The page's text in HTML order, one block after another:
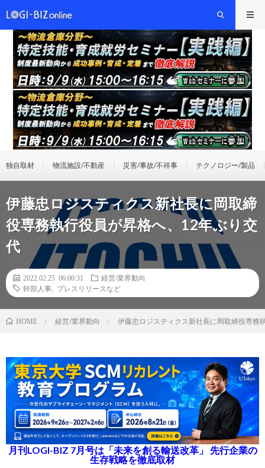
独自取材 物流施設/不動産 災害/事故/不祥事 テクノロジー/製品
伊藤忠ロジスティクス新社長に岡取締
役専務執行役員が昇格へ、12年ぶり交
代
2022.02.25 06:00:31
経営/業界動向
幹部人事
プレスリリースなど
HOME 経営/業界動向 伊藤忠ロジスティクス新社長に岡取締役専務
月刊LOGI-BIZ 7月号は「未来を創る輸送改革」 先行企業の
生存戦略を徹底取材